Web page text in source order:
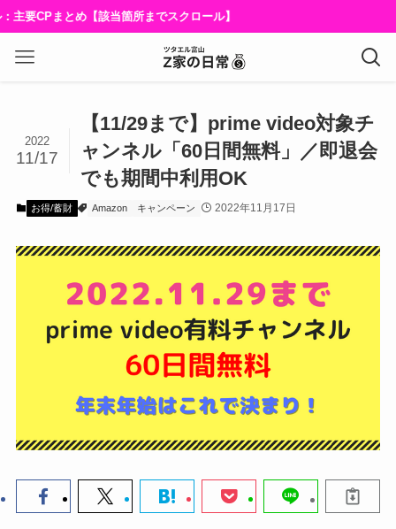
CPまとめ【該当箇所までスクロール】
【11/29まで】prime video対象チ
ャンネル「60日間無料」／即退会
でも期間中利用OK
2022
11/17
お得/蓄財 Amazon キャンペーン 2022年11月17日